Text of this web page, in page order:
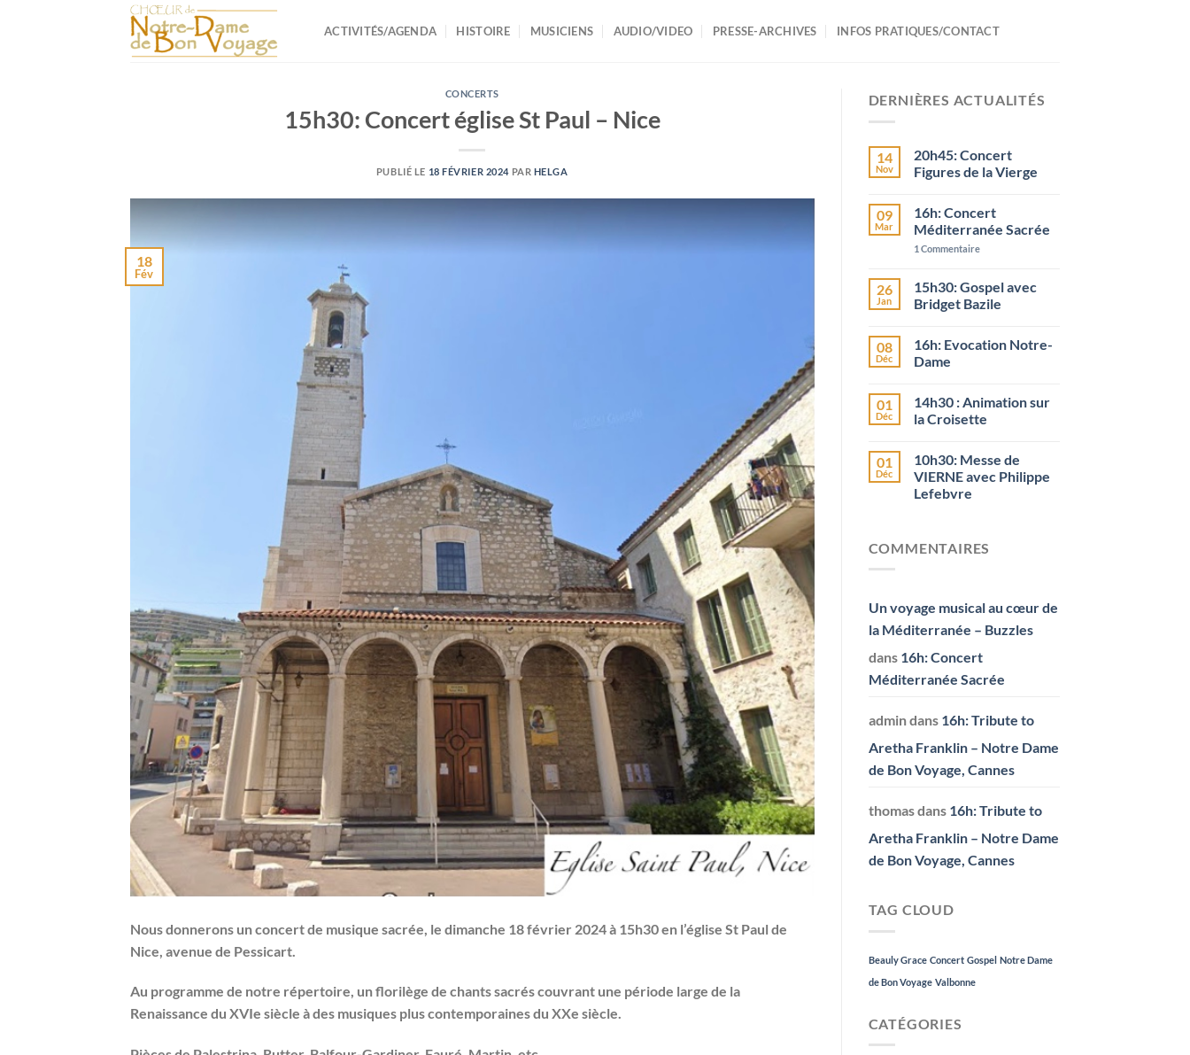
ACTIVITÉS/AGENDA HISTOIRE MUSICIENS AUDIO/VIDEO PRESSE-ARCHIVES INFOS PRATIQUES/CONTACT
CONCERTS
15h30: Concert église St Paul – Nice
PUBLIÉ LE 18 FÉVRIER 2024 PAR HELGA
18
Fév
Nous donnerons un concert de musique sacrée, le dimanche 18 février 2024 à 15h30en l’église St Paul de
Nice, avenue de Pessicart.
Au programme de notre répertoire, un florilège de chants sacrés couvrant une période large de la
Renaissance du XVIe siècle à des musiques plus contemporaines du XXe siècle.
DERNIÈRES ACTUALITÉS
14
Nov
20h45: Concert
Figures de la Vierge
09
Mar
16h: Concert
Méditerranée Sacrée
1 Commentaire
26
Jan
15h30: Gospel avec
Bridget Bazile
08
Déc
16h: Evocation Notre-
Dame
01
Déc
14h30 : Animation sur
la Croisette
01
Déc
10h30: Messe de
VIERNE avec Philippe
Lefebvre
COMMENTAIRES
Un voyage musical au cœur de
la Méditerranée – Buzzles
dans 16h: Concert
Méditerranée Sacrée
admindans 16h: Tribute to
Aretha Franklin – Notre Dame
de Bon Voyage, Cannes
thomasdans 16h: Tribute to
Aretha Franklin – Notre Dame
de Bon Voyage, Cannes
TAG CLOUD
Beauly Grace Concert Gospel Notre Dame
de Bon Voyage Valbonne
CATÉGORIES